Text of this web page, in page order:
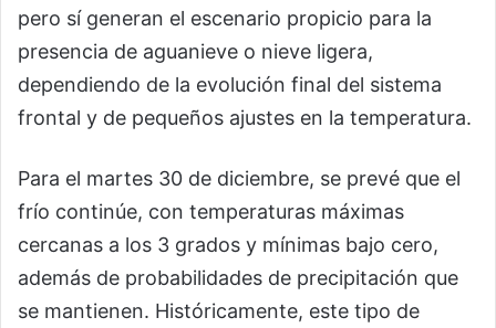
pero sí generan el escenario propicio para la
presencia de aguanieve o nieve ligera,
dependiendo de la evolución final del sistema
frontal y de pequeños ajustes en la temperatura.
Para el martes 30 de diciembre, se prevé que el
frío continúe, con temperaturas máximas
cercanas a los 3 grados y mínimas bajo cero,
además de probabilidades de precipitación que
se mantienen. Históricamente, este tipo de